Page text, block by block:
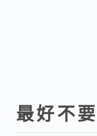
最好不